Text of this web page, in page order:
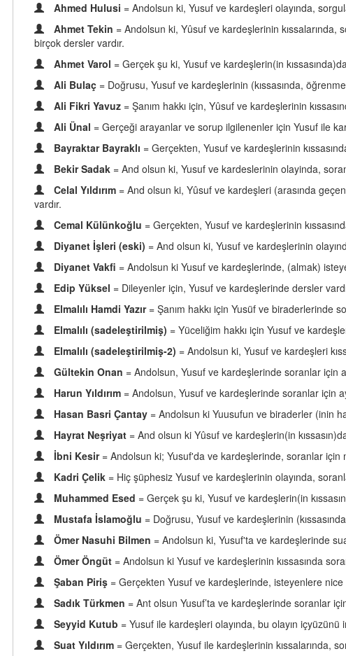
Ahmed Hulusi = Andolsun ki, Yusuf ve kardeşleri olayında,
Ahmet Tekin = Andolsun ki, Yûsuf ve kardeşlerinin
birçok dersler vardır.
Ahmet Varol = Gerçek şu ki, Yusuf ve kardeşlerin(in
Ali Bulaç = Doğrusu, Yusuf ve kardeşlerinin (kıssasında,
Ali Fikri Yavuz = Şanım hakkı için, Yûsuf ve kardeşlerinin
Ali Ünal = Gerçeği arayanlar ve sorup ilgilenenler için Yusuf ile
Bayraktar Bayraklı = Gerçekten, Yusuf ve kardeşlerinin
Bekir Sadak = And olsun ki, Yusuf ve kardeslerinin olayinda,
Celal Yıldırım = And olsun ki, Yûsuf ve kardeşleri (arasında
vardır.
Cemal Külünkoğlu = Gerçekten, Yusuf ve kardeşlerinin
Diyanet İşleri (eski) = And olsun ki, Yusuf ve kardeşlerinin
Diyanet Vakfi = Andolsun ki Yusuf ve kardeşlerinde, (almak)
Edip Yüksel = Dileyenler için, Yusuf ve kardeşlerinde dersler
Elmalılı Hamdi Yazır = Şanım hakkı için Yusüf ve biraderlerinde
Elmalılı (sadeleştirilmiş) = Yüceliğim hakkı için Yusuf ve
Elmalılı (sadeleştirilmiş-2) = Andolsun ki, Yusuf ve kardeşleri
Gültekin Onan = Andolsun, Yusuf ve kardeşlerinde soranlar için
Harun Yıldırım = Andolsun, Yusuf ve kardeşlerinde soranlar için
Hasan Basri Çantay = Andolsun ki Yuusufun ve biraderler (inin
Hayrat Neşriyat = And olsun ki Yûsuf ve kardeşlerin(in
İbni Kesir = Andolsun ki; Yusuf'da ve kardeşlerinde, soranlar için
Kadri Çelik = Hiç şüphesiz Yusuf ve kardeşlerinin olayında,
Muhammed Esed = Gerçek şu ki, Yusuf ve kardeşlerin(in
Mustafa İslamoğlu = Doğrusu, Yusuf ve kardeşlerinin
Ömer Nasuhi Bilmen = Andolsun ki, Yusuf'ta ve kardeşlerinde
Ömer Öngüt = Andolsun ki Yusuf ve kardeşlerinin kıssasında
Şaban Piriş = Gerçekten Yusuf ve kardeşlerinde, isteyenlere nice
Sadık Türkmen = Ant olsun Yusuf’ta ve kardeşlerinde soranlar
Seyyid Kutub = Yusuf ile kardeşleri olayında, bu olayın
Suat Yıldırım = Gerçekten, Yusuf ile kardeşlerinin kıssalarında,